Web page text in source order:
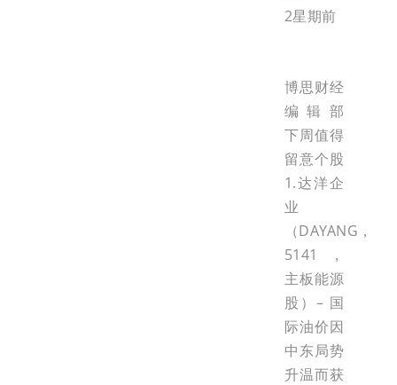
2星期前
博思财经
编辑部
下周值得
留意个股
1.达洋企
业
（DAYANG，
5141，
主板能源
股）– 国
际油价因
中东局势
升温而获